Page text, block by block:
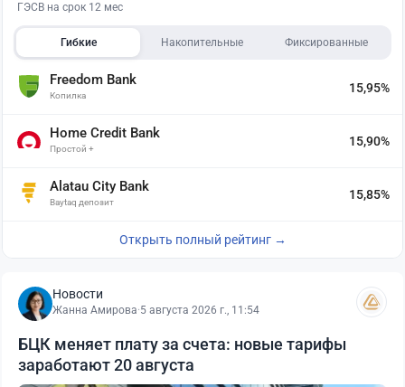
ГЭСВ на срок 12 мес
Гибкие Накопительные Фиксированные
Freedom Bank
Копилка
15,95%
Home Credit Bank
Простой +
15,90%
Alatau City Bank
Baytaq депозит
15,85%
Открыть полный рейтинг →
Новости
Жанна Амирова·5 августа 2026 г., 11:54
БЦК меняет плату за счета: новые тарифы
заработают 20 августа